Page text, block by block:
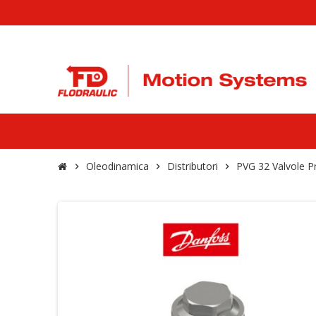
chevron_right Oleodinamica chevron_right Distributori chevron_right PVG 32 Valvole